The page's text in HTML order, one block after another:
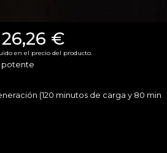
€
en el precio del producto.
potente
(120 minutos de carga y 80 min
A. Polígono Industrial de Argales
pinedo@cfpinedo.com